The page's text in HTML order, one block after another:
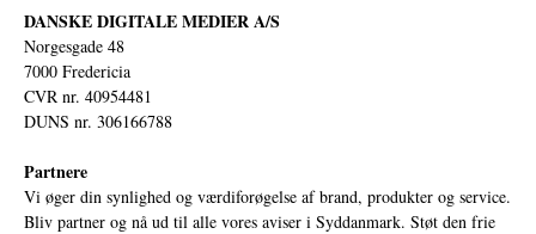
DANSKE DIGITALE MEDIER A/S
Norgesgade 48
7000 Fredericia
CVR nr. 40954481
DUNS nr. 306166788
Partnere
Vi øger din synlighed og værdiforøgelse af brand, produkter og service.
Bliv partner og nå ud til alle vores aviser i Syddanmark. Støt den frie